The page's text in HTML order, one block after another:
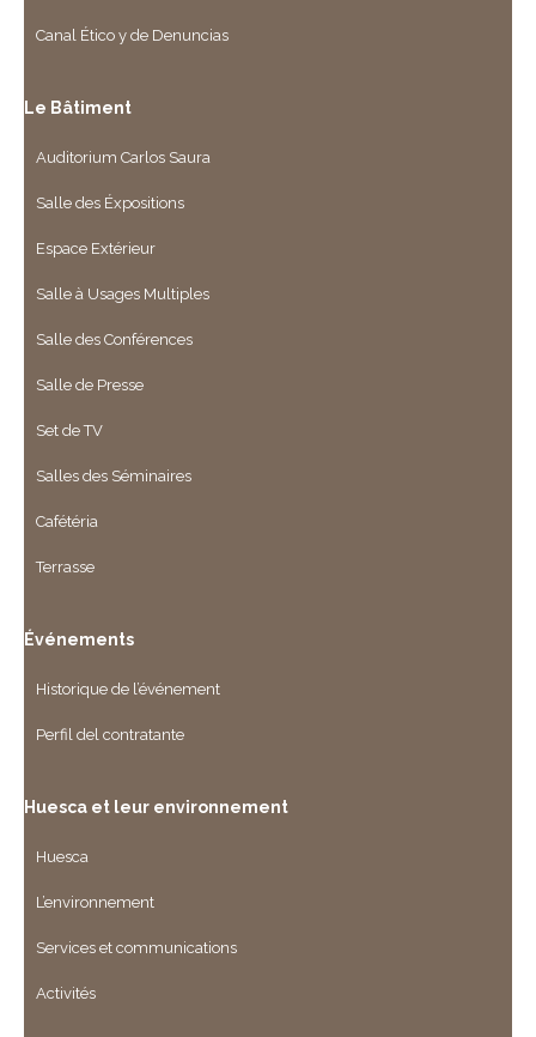
Canal Ético y de Denuncias
Le Bâtiment
Auditorium Carlos Saura
Salle des Éxpositions
Espace Extérieur
Salle à Usages Multiples
Salle des Conférences
Salle de Presse
Set de TV
Salles des Séminaires
Cafétéria
Terrasse
Événements
Historique de l’événement
Perfil del contratante
Huesca et leur environnement
Huesca
L’environnement
Services et communications
Activités